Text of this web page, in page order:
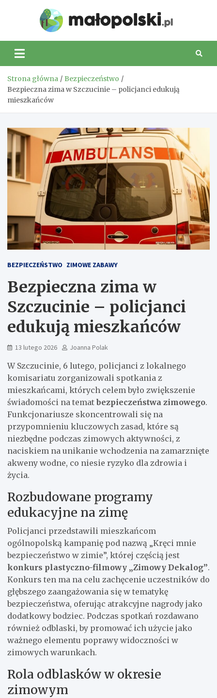
Strona główna
Bezpieczeństwo
Bezpieczna zima w Szczucinie – policjanci edukują
mieszkańców
BEZPIECZEŃSTWO ZIMOWE ZABAWY
Bezpieczna zima w
Szczucinie – policjanci
edukują mieszkańców
13 lutego 2026 Joanna Polak
W Szczucinie, 6 lutego, policjanci z lokalnego
komisariatu zorganizowali spotkania z
mieszkańcami, których celem było zwiększenie
świadomości na temat bezpieczeństwa zimowego.
Funkcjonariusze skoncentrowali się na
przypomnieniu kluczowych zasad, które są
niezbędne podczas zimowych aktywności, z
naciskiem na unikanie wchodzenia na zamarznięte
akweny wodne, co niesie ryzyko dla zdrowia i
życia.
Rozbudowane programy
edukacyjne na zimę
Policjanci przedstawili mieszkańcom
ogólnopolską kampanię pod nazwą „Kręci mnie
bezpieczeństwo w zimie”, której częścią jest
konkurs plastyczno-filmowy „Zimowy Dekalog”.
Konkurs ten ma na celu zachęcenie uczestników do
głębszego zaangażowania się w tematykę
bezpieczeństwa, oferując atrakcyjne nagrody jako
dodatkowy bodziec. Podczas spotkań rozdawano
również odblaski, by promować ich użycie jako
ważnego elementu poprawy widoczności w
zimowych warunkach.
Rola odblasków w okresie
zimowym